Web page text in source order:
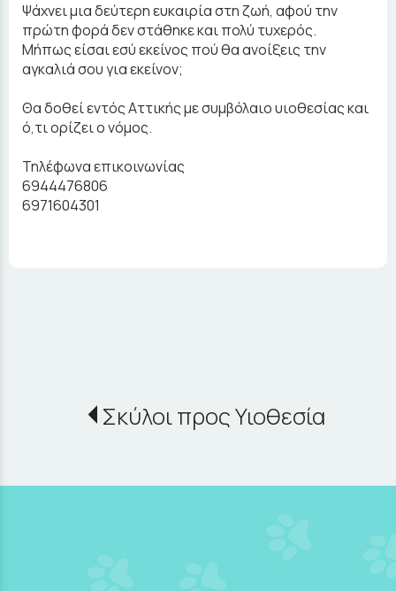
Ψάχνει μια δεύτερη ευκαιρία στη ζωή, αφού την
πρώτη φορά δεν στάθηκε και πολύ τυχερός.
Μήπως είσαι εσύ εκείνος πού θα ανοίξεις την
αγκαλιά σου για εκείνον;
Θα δοθεί εντός Αττικής με συμβόλαιο υιοθεσίας και
ό,τι ορίζει ο νόμος.
Τηλέφωνα επικοινωνίας
6944476806
6971604301
Σκύλοι προς Υιοθεσία